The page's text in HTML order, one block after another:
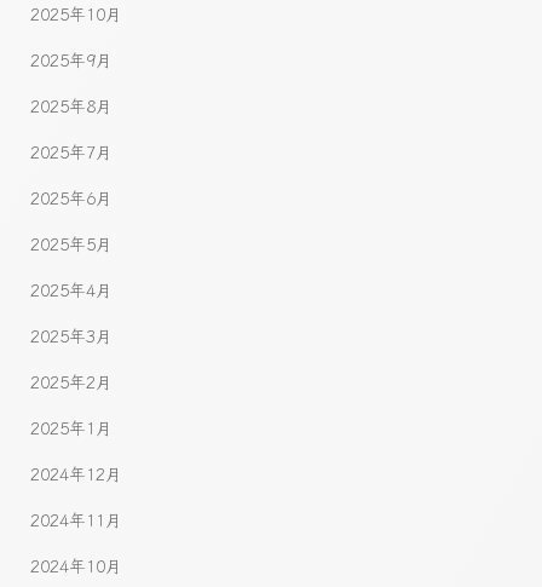
2025年10月
2025年9月
2025年8月
2025年7月
2025年6月
2025年5月
2025年4月
2025年3月
2025年2月
2025年1月
2024年12月
2024年11月
2024年10月